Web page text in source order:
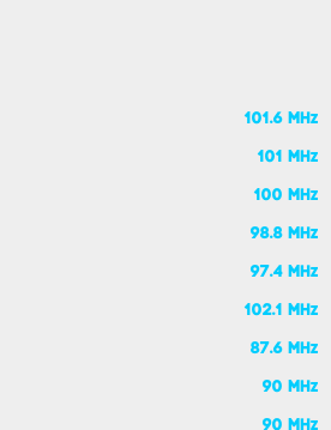
101.6 MHz
101 MHz
100 MHz
98.8 MHz
97.4 MHz
102.1 MHz
87.6 MHz
90 MHz
90 MHz